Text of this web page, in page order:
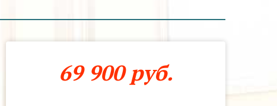
69 900 руб.